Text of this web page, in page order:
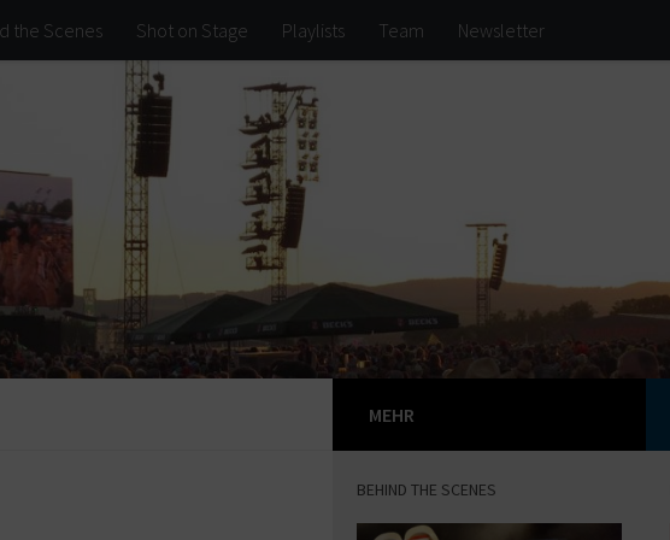
the Scenes Shot on Stage Playlists Team Newsletter
MEHR
BEHIND THE SCENES